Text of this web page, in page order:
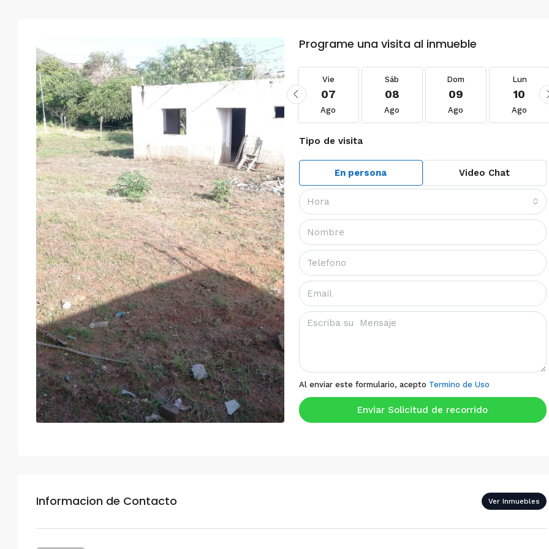
Programe una visita al inmueble
Mar
18
Ago
Mié
19
Ago
Jue
Ago
Vie Vie
07
Ago
Sáb
08
Ago
Dom
09
Ago
Lun
10
Ago
Tipo de visita
En persona Video Chat
Hora
Al enviar este formulario, acepto Termino de Uso
Enviar Solicitud de recorrido
Informacion de Contacto Ver Inmuebles